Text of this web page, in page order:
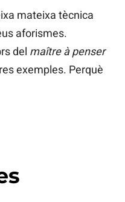
mateixa tècnica
aforismes.
del maître à penser
exemples. Perquè